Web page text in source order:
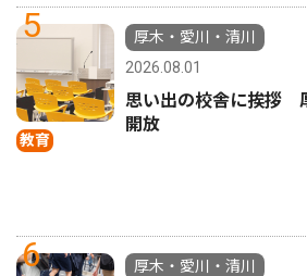
5
教育
厚木・愛川・清川
2026.08.01
思い出の校舎に挨拶
開放
6
厚木・愛川・清川